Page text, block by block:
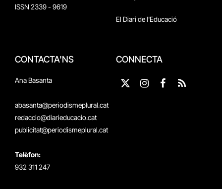
ISSN 2339 - 9619
El Diari de l'Educació
CONTACTA'NS
Ana Basanta
abasanta@periodismeplural.cat
redaccio@diarieducacio.cat
publicitat@periodismeplural.cat
Telèfon:
932 311 247
CONNECTA
X
Instagram
Facebook
RSS